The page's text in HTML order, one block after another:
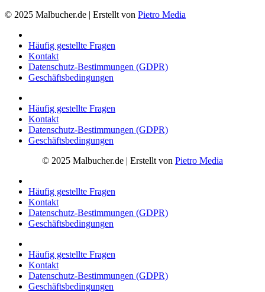
© 2025 Malbucher.de | Erstellt von Pietro Media
Häufig gestellte Fragen
Kontakt
Datenschutz-Bestimmungen (GDPR)
Geschäftsbedingungen
Häufig gestellte Fragen
Kontakt
Datenschutz-Bestimmungen (GDPR)
Geschäftsbedingungen
© 2025 Malbucher.de | Erstellt von Pietro Media
Häufig gestellte Fragen
Kontakt
Datenschutz-Bestimmungen (GDPR)
Geschäftsbedingungen
Häufig gestellte Fragen
Kontakt
Datenschutz-Bestimmungen (GDPR)
Geschäftsbedingungen